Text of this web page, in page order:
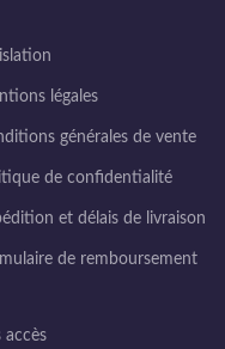
légales
générales de vente
de confidentialité
et délais de livraison
de remboursement
accès